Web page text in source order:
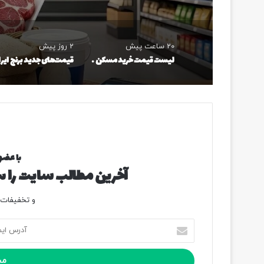
20 ساعت پیش
لیست قیمت خرید مسکن در نازی‌آباد/ خرید آپارتمان ۲ خوابه در این منطقه چقدر سرمایه نیاز دارد؟ + جدول مردادماه ۱۴۰۵
2 روز پیش
با
آخرین مطالب سایت را
و تخفیفات
س